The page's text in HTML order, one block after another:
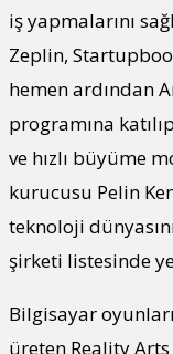
iş yapmalarını
Zeplin,
hemen ardından
programına
ve hızlı büyüme
kurucusu Pelin
teknoloji
şirketi listesinde
Bilgisayar
üreten Reality